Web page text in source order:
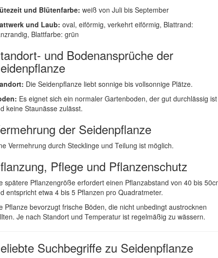
und Blütenfarbe: weiß von Juli bis September
und Laub: oval, eiförmig, verkehrt eiförmig, Blattrand:
Blattfarbe: grün
und Bodenansprüche der
Die Seidenpflanze liebt sonnige bis vollsonnige Plätze.
Es eignet sich ein normaler Gartenboden, der gut durchlässig ist
keine Staunässe zulässt.
der Seidenpflanze
Vermehrung durch Stecklinge und Teilung ist möglich.
Pflege und Pflanzenschutz
spätere Pflanzengröße erfordert einen Pflanzabstand von 40 bis
entspricht etwa 4 bis 5 Pflanzen pro Quadratmeter.
Pflanze bevorzugt frische Böden, die nicht unbedingt austrocknen
Je nach Standort und Temperatur ist regelmäßig zu wässern.
Suchbegriffe zu Seidenpflanze